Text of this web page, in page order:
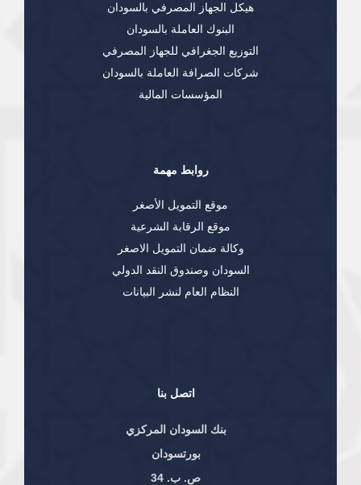
اتصل بنا
بنك السودان المركزي
بورتسودان
ص. ب. 34
هيكل الجهاز المصرفي بالسودان
البنوك العاملة بالسودان
التوزيع الجغرافي للجهاز المصرفي
شركات الصرافة العاملة بالسودان
المؤسسات المالية
روابط مهمة
موقع التمويل الأصغر
موقع الرقابة الشرعية
وكالة ضمان التمويل الاصغر
السودان وصندوق النقد الدولي
النظام العام لنشر البيانات